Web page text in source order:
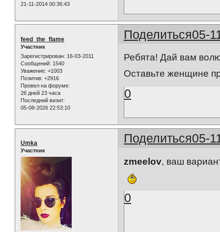
21-11-2014 00:36:43
Поделиться05-
feed_the_flame
Участник
Зарегистрирован: 16-03-2011
Сообщений: 1540
Уважение: +1003
Позитив: +2916
Провел на форуме:
26 дней 23 часа
Последний визит:
05-08-2026 22:53:10
Ребята! Дай вам
Оставьте женщине
0
Поделиться05-
Umka
Участник
zmeelov, ваш
0